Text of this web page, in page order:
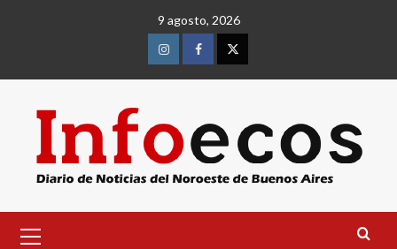
9 agosto, 2026
InstagramFacebookTwitter
primario